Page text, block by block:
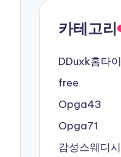
카테고리
DDuxk홈타이
free
Opga43
Opga71
감성스웨디시